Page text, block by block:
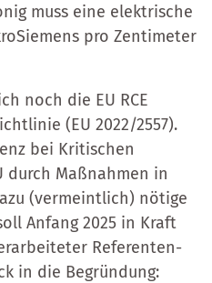
muss eine elektrische
pro Zentimeter
noch die EU RCE
(EU 2022/2557).
bei Kritischen
durch Maßnahmen in
(vermeintlich) nötige
Anfang 2025 in Kraft
Referenten-
in die Begründung: